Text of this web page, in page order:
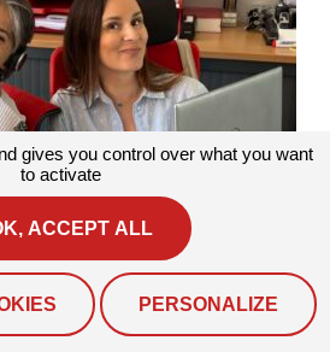
et Florence sont les deux assistantes
gives you control over what you want
to activate
ACCEPT ALL
PERSONALIZE